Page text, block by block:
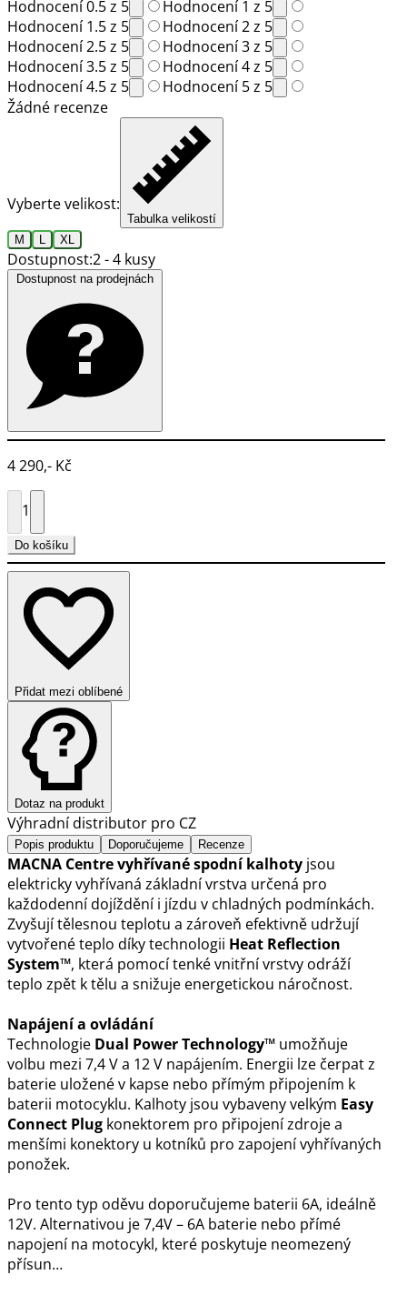
Hodnocení 0.5 z 5
Hodnocení 1 z 5
Hodnocení 1.5 z 5
Hodnocení 2 z 5
Hodnocení 2.5 z 5
Hodnocení 3 z 5
Hodnocení 3.5 z 5
Hodnocení 4 z 5
Hodnocení 4.5 z 5
Hodnocení 5 z 5
Žádné recenze
Vyberte velikost:
Tabulka velikostí
M
XL
Dostupnost:2 - 4 kusy
4 290,- Kč
1
Do košíku
Přidat mezi oblíbené
Dotaz na produkt
Výhradní distributor pro CZ
Popis produktu Doporučujeme Recenze
MACNA Centre vyhřívané spodní kalhoty jsou
elektricky vyhřívaná základní vrstva určená pro
každodenní dojíždění i jízdu v chladných podmínkách.
Zvyšují tělesnou teplotu a zároveň efektivně udržují
vytvořené teplo díky technologii Heat Reflection
System™, která pomocí tenké vnitřní vrstvy odráží
teplo zpět k tělu a snižuje energetickou náročnost.
Napájení a ovládání
Technologie Dual Power Technology™ umožňuje
volbu mezi 7,4 V a 12 V napájením. Energii lze čerpat z
baterie uložené v kapse nebo přímým připojením k
baterii motocyklu. Kalhoty jsou vybaveny velkým Easy
Connect Plug konektorem pro připojení zdroje a
menšími konektory u kotníků pro zapojení vyhřívaných
ponožek.
Pro tento typ oděvu doporučujeme baterii 6A, ideálně
12V. Alternativou je 7,4V – 6A baterie nebo přímé
napojení na motocykl, které poskytuje neomezený
přísun…